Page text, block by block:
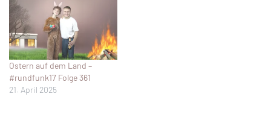
Ostern auf dem Land –
#rundfunk17 Folge 361
21. April 2025